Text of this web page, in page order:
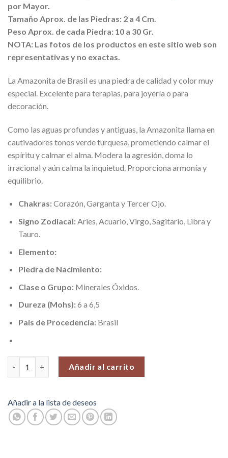
por Mayor.
Tamaño Aprox. de las Piedras: 2 a 4 Cm.
Peso Aprox. de cada Piedra: 10 a 30 Gr.
NOTA: Las fotos de los productos en este sitio web son
representativas y no exactas.
La Amazonita de Brasil es una piedra de calidad y color muy
especial. Excelente para terapias, para joyería o para
decoración.
Como las aguas profundas y antiguas, la Amazonita llama en
cautivadores tonos verde turquesa, prometiendo calmar el
espíritu y calmar el alma. Modera la agresión, doma lo
irracional y aún calma la inquietud. Proporciona armonía y
equilibrio.
Chakras:Corazón, Garganta y Tercer Ojo.
Signo Zodiacal:Aries, Acuario, Virgo, Sagitario, Libra y
Tauro.
Elemento:
Piedra de Nacimiento:
Clase o Grupo:Minerales Óxidos.
Dureza (Mohs):6 a 6,5
Pais de Procedencia:Brasil
Añadir al carrito
Añadir a la lista de deseos